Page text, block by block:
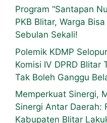
Program “Santapan
PKB Blitar, Warga
Sebulan Sekali!
Polemik KDMP
Komisi IV DPRD Blitar
Tak Boleh Ganggu
Memperkuat Sinergi,
Sinergi Antar Daerah:
Kabupaten Blitar